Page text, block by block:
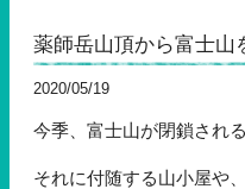
薬師岳山頂から富士山
2020/05/19
今季、富士山が閉鎖され
それに付随する山小屋や